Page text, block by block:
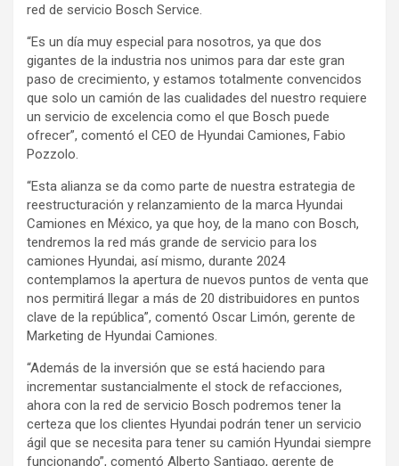
red de servicio Bosch Service.
“Es un día muy especial para nosotros, ya que dos
gigantes de la industria nos unimos para dar este gran
paso de crecimiento, y estamos totalmente convencidos
que solo un camión de las cualidades del nuestro requiere
un servicio de excelencia como el que Bosch puede
ofrecer”, comentó el CEO de Hyundai Camiones, Fabio
Pozzolo.
“Esta alianza se da como parte de nuestra estrategia de
reestructuración y relanzamiento de la marca Hyundai
Camiones en México, ya que hoy, de la mano con Bosch,
tendremos la red más grande de servicio para los
camiones Hyundai, así mismo, durante 2024
contemplamos la apertura de nuevos puntos de venta que
nos permitirá llegar a más de 20 distribuidores en puntos
clave de la república”, comentó Oscar Limón, gerente de
Marketing de Hyundai Camiones.
“Además de la inversión que se está haciendo para
incrementar sustancialmente el stock de refacciones,
ahora con la red de servicio Bosch podremos tener la
certeza que los clientes Hyundai podrán tener un servicio
ágil que se necesita para tener su camión Hyundai siempre
funcionando”, comentó Alberto Santiago, gerente de